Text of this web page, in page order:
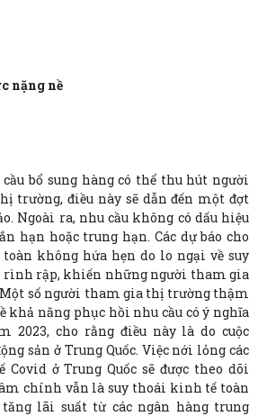
nặng nề
cầu bổ sung hàng có thể thu hút người
trường, điều này sẽ dẫn đến một đợt
Ngoài ra, nhu cầu không có dấu hiệu
hạn hoặc trung hạn. Các dự báo cho
không hứa hẹn do lo ngại về suy
rình rập, khiến những người tham gia
số người tham gia thị trường thậm
khả năng phục hồi nhu cầu có ý nghĩa
2023, cho rằng điều này là do cuộc
sản ở Trung Quốc. Việc nới lỏng các
Covid ở Trung Quốc sẽ được theo dõi
chính vẫn là suy thoái kinh tế toàn
lãi suất từ các ngân hàng trung